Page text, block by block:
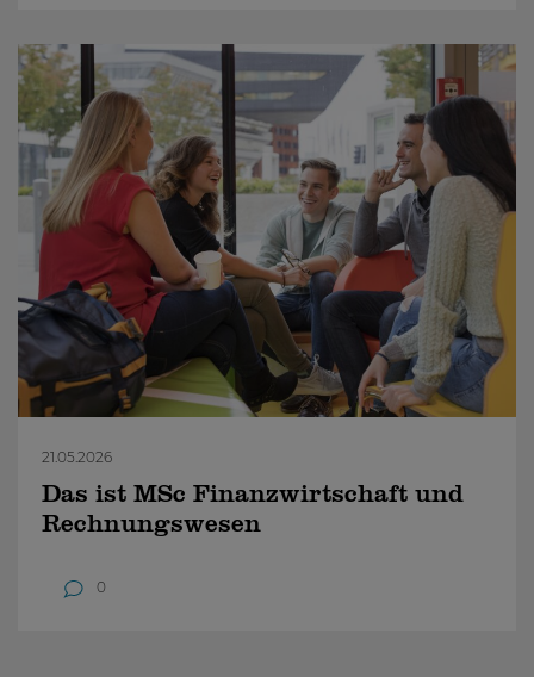
21.05.2026
Das ist MSc Finanzwirtschaft und
Rechnungswesen
0